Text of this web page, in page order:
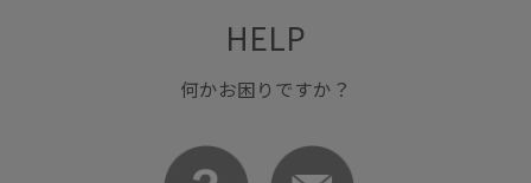
伸縮性
肌触りが良い 自宅で洗える
HELP
何かお困りですか？